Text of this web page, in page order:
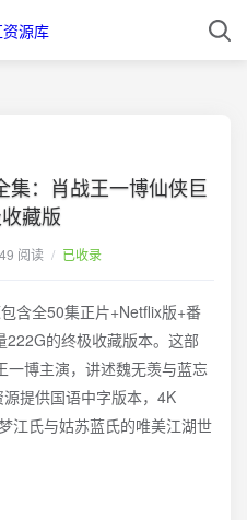
集：肖战王一博仙侠巨
藏版
阅读 / 已收录
含全50集正片+Netflix版+番
的终极收藏版本。这部
一博主演，讲述魏无羡与蓝忘
提供国语中字版本，4K
江氏与姑苏蓝氏的唯美江湖世